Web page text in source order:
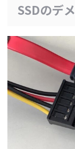
SSDのデ